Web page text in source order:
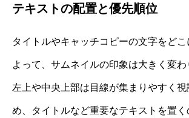
テキストの配置と優先順位
タイトルやキャッチコピーの文字をど
よって、サムネイルの印象は大きく変
左上や中央上部は目線が集まりやすく視
め、タイトルなど重要なテキストを置く